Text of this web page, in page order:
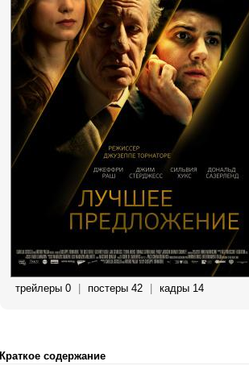
трейлеры 0 постеры 42 кадры 14
Краткое содержание